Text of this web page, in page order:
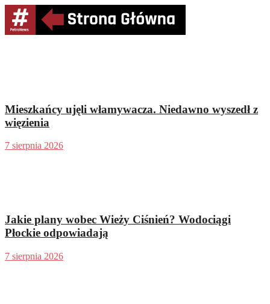
Mieszkańcy ujęli włamywacza. Niedawno wyszedł z
więzienia
7 sierpnia 2026
Jakie plany wobec Wieży Ciśnień? Wodociągi
Płockie odpowiadają
7 sierpnia 2026